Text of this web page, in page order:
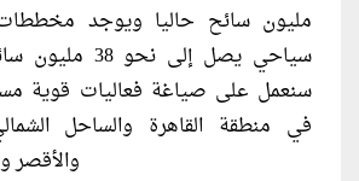
مليون سائح حاليا ويوجد
سنعمل على صياغة فعاليات قوية
في منطقة القاهرة والساحل
والأقصر